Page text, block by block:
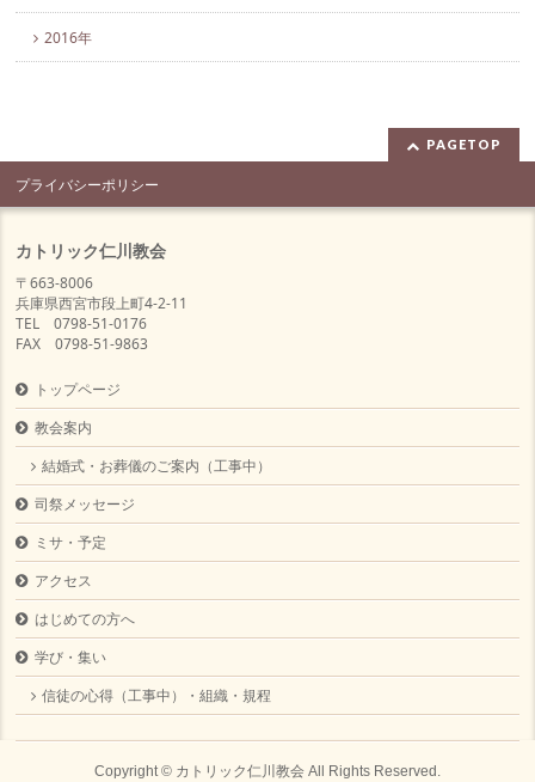
2016年
PAGETOP
プライバシーポリシー
カトリック仁川教会
〒663-8006
兵庫県西宮市段上町4-2-11
TEL 0798-51-0176
FAX 0798-51-9863
トップページ
教会案内
結婚式・お葬儀のご案内（工事中）
司祭メッセージ
ミサ・予定
アクセス
はじめての方へ
学び・集い
信徒の心得（工事中）・組織・規程
Copyright © カトリック仁川教会All Rights Reserved.